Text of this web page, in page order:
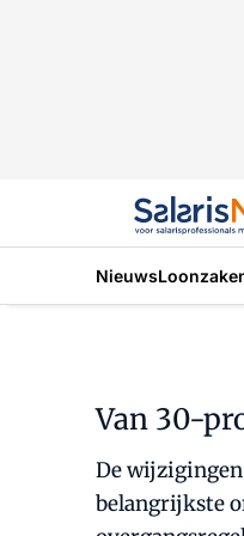
Nieuws
Van 30-
De
belangrijkste